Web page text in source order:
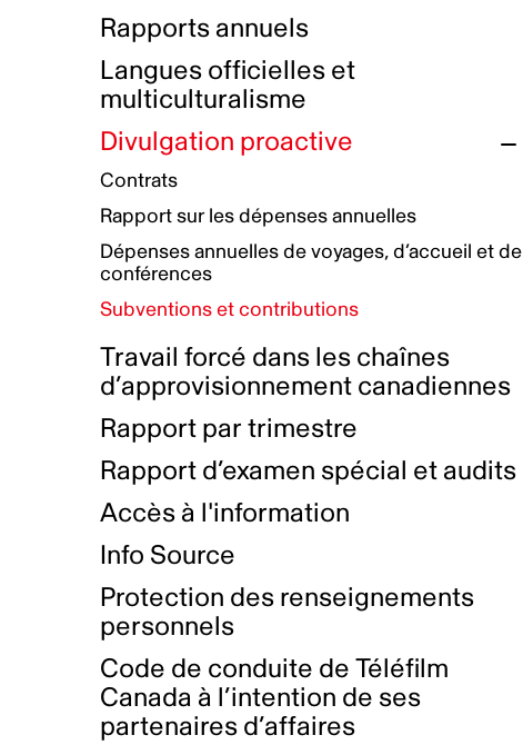
Initiatives autochtones
Plan de réconciliation autochtone
Groupe de travail autochtone
Principes directeurs sur le
harcèlement
Plan d’action pour la parité
Plan d'équité, de diversité,
d'inclusion et d'accessibilité
Boîte à outils pour le récit authentique
Collecte de données et l’auto-identification
Plan d'accessibilité
Rémunération et avantages
Prix et certifications
Nos valeurs d’entreprise
Rapports annuels
Langues officielles et
multiculturalisme
Divulgation proactive
Contrats
Rapport sur les dépenses annuelles
Dépenses annuelles de voyages, d’accueil et de
conférences
Subventions et contributions
Travail forcé dans les chaînes
d’approvisionnement canadiennes
Rapport par trimestre
Rapport d’examen spécial et audits
Accès à l'information
Info Source
Protection des renseignements
personnels
Code de conduite de Téléfilm
Canada à l’intention de ses
partenaires d’affaires